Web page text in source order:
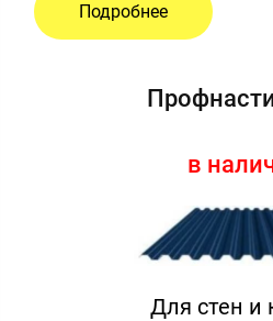
Подробнее
в
Для стен и